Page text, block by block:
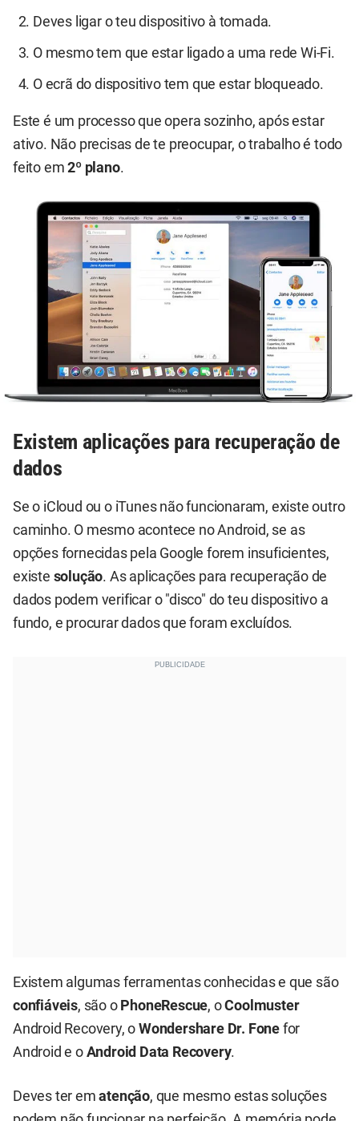
Deves ligar o teu dispositivo à tomada.
O mesmo tem que estar ligado a uma rede Wi-Fi.
O ecrã do dispositivo tem que estar bloqueado.
Este é um processo que opera sozinho, após estar
ativo. Não precisas de te preocupar, o trabalho é todo
feito em2º plano.
Existem aplicações para recuperação de
dados
Se o iCloud ou o iTunes não funcionaram, existe outro
caminho. O mesmo acontece no Android, se as
opções fornecidas pela Google forem insuficientes,
existe solução. As aplicações para recuperação de
dados podem verificar o "disco" do teu dispositivo a
fundo, e procurar dados que foram excluídos.
Existem algumas ferramentas conhecidas e que são
confiáveis, são o PhoneRescue, oCoolmuster
Android Recovery, oWondershare Dr. Fone for
Android e o Android Data Recovery.
Deves ter ematenção, que mesmo estas soluções